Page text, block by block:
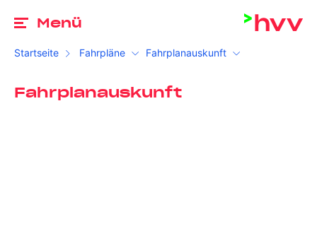
Menü
Startseite Fahrpläne Fahrplanauskunft
Fahrplanauskunft